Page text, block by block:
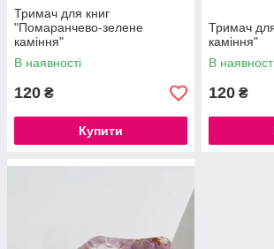
Тримач для книг
"Помаранчево-зелене
каміння"
В наявності
120 ₴
Купити
Тримач
каміння"
В
120 ₴